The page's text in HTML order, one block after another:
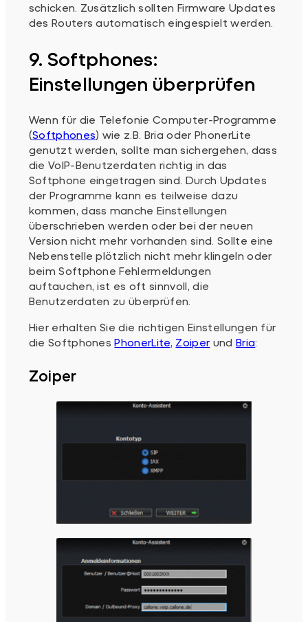
schicken. Zusätzlich sollten Firmware Updates
des Routers automatisch eingespielt werden.
9. Softphones:
Einstellungen überprüfen
Wenn für die Telefonie Computer-Programme
(Softphones) wie z.B. Bria oder PhonerLite
genutzt werden, sollte man sichergehen, dass
die VoIP-Benutzerdaten richtig in das
Softphone eingetragen sind. Durch Updates
der Programme kann es teilweise dazu
kommen, dass manche Einstellungen
überschrieben werden oder bei der neuen
Version nicht mehr vorhanden sind. Sollte eine
Nebenstelle plötzlich nicht mehr klingeln oder
beim Softphone Fehlermeldungen
auftauchen, ist es oft sinnvoll, die
Benutzerdaten zu überprüfen.
Hier erhalten Sie die richtigen Einstellungen für
die SoftphonesPhonerLite, Zoiper und Bria:
Zoiper